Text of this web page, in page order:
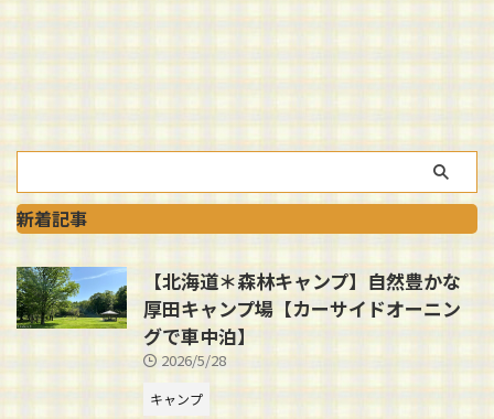
新着記事
【北海道＊森林キャンプ】自然豊かな
厚田キャンプ場【カーサイドオーニン
グで車中泊】
2026/5/28
キャンプ